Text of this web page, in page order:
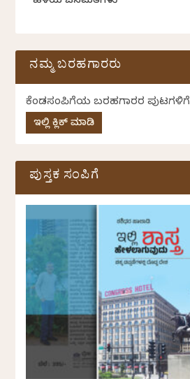
ನಮ್ಮ ಬರಹಗಾರರು
ಕೆಂಡಸಂಪಿಗೆಯ ಬರಹಗಾರರ ಪುಟಗಳಿಗೆ
ಇಲ್ಲಿ ಕ್ಲಿಕ್ ಮಾಡಿ
ಪುಸ್ತಕ ಸಂಪಿಗೆ